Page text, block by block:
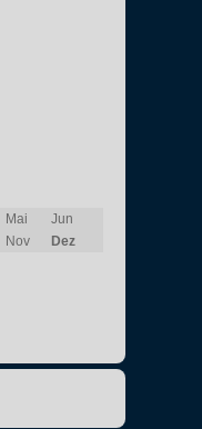
Mai
Jun
Nov
Dez